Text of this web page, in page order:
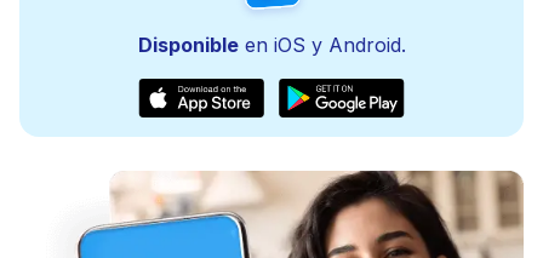
Disponibleen iOS y Android.